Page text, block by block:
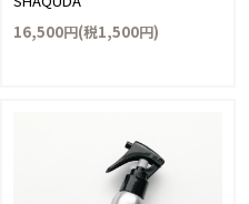
16,500円(税1,500円)